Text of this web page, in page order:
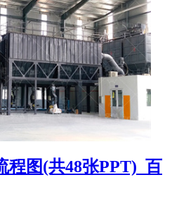
程图(共48张PPT)_百